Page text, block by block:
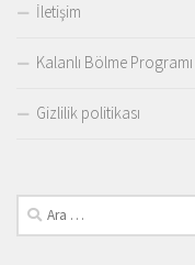
İletişim
Kalanlı Bölme Programı
Gizlilik politikası
Arama: